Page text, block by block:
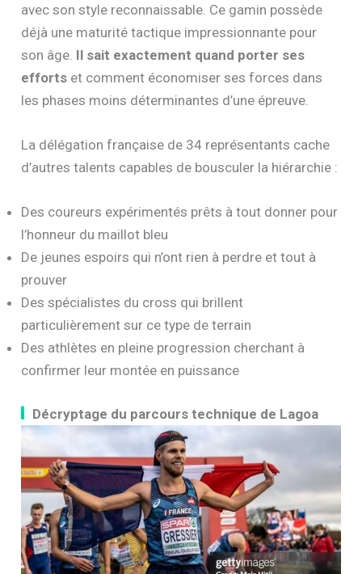
avec son style reconnaissable. Ce gamin possède
déjà une maturité tactique impressionnante pour
son âge. Il sait exactement quand porter ses
efforts et comment économiser ses forces dans
les phases moins déterminantes d’une épreuve.
La délégation française de 34 représentants cache
d’autres talents capables de bousculer la hiérarchie :
Des coureurs expérimentés prêts à tout donner pour
l’honneur du maillot bleu
De jeunes espoirs qui n’ont rien à perdre et tout à
prouver
Des spécialistes du cross qui brillent
particulièrement sur ce type de terrain
Des athlètes en pleine progression cherchant à
confirmer leur montée en puissance
Décryptage du parcours technique de Lagoa